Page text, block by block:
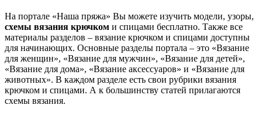
На портале «Наша пряжа» Вы можете изучить модели, узоры,
схемы вязания крючком и спицами бесплатно. Также все
материалы разделов – вязание крючком и спицами доступны
для начинающих. Основные разделы портала – это «Вязание
для женщин», «Вязание для мужчин», «Вязание для детей»,
«Вязание для дома», «Вязание аксессуаров» и «Вязание для
животных». В каждом разделе есть свои рубрики вязания
крючком и спицами. А к большинству статей прилагаются
схемы вязания.